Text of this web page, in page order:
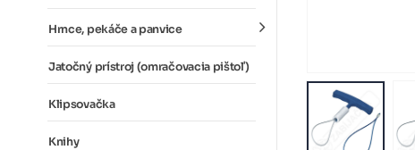
Hrnce, pekáče a panvice
Jatočný prístroj (omračovacia pištoľ)
Klipsovačka
Knihy